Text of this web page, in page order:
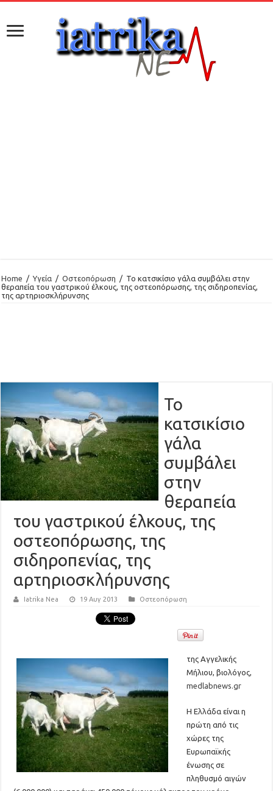
Home / Υγεία / Οστεοπόρωση / Το κατσικίσιο γάλα συμβάλει στην
θεραπεία του γαστρικού έλκους, της οστεοπόρωσης, της σιδηροπενίας,
της αρτηριοσκλήρυνσης
Το
κατσικίσιο
γάλα
συμβάλει
στην
θεραπεία
του γαστρικού έλκους, της
οστεοπόρωσης, της
σιδηροπενίας, της
αρτηριοσκλήρυνσης
Iatrika Nea 19 Αυγ 2013 Οστεοπόρωση
της Αγγελικής
Μήλιου, βιολόγος,
medlabnews.gr
Η Ελλάδα είναι η
πρώτη από τις
χώρες της
Ευρωπαϊκής
ένωσης σε
πληθυσμό αιγών